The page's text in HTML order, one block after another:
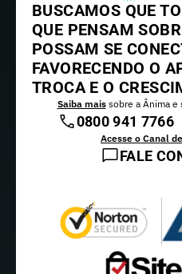
BUSCAMOS QUE
QUE PENSAM
POSSAM SE
FAVORECENDO O
TROCA E O
Saiba maissobre a Ânima e
0800 941 7766
Acesse o Canal
FALE